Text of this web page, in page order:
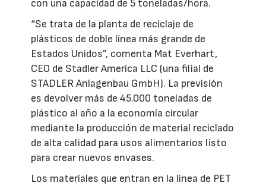
con una capacidad de 5 toneladas/hora.
“Se trata de la planta de reciclaje de
plásticos de doble línea más grande de
Estados Unidos”, comenta Mat Everhart,
CEO de Stadler America LLC (una filial de
STADLER Anlagenbau GmbH). La previsión
es devolver más de 45.000 toneladas de
plástico al año a la economía circular
mediante la producción de material reciclado
de alta calidad para usos alimentarios listo
para crear nuevos envases.
Los materiales que entran en la línea de PET